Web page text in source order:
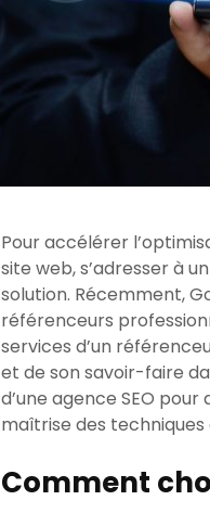
Pour accélérer
site web, s’adresser à
solution. Récemment,
référenceurs
services d’un
et de son savoir-faire
d’une agence SEO
maîtrise des
Comment